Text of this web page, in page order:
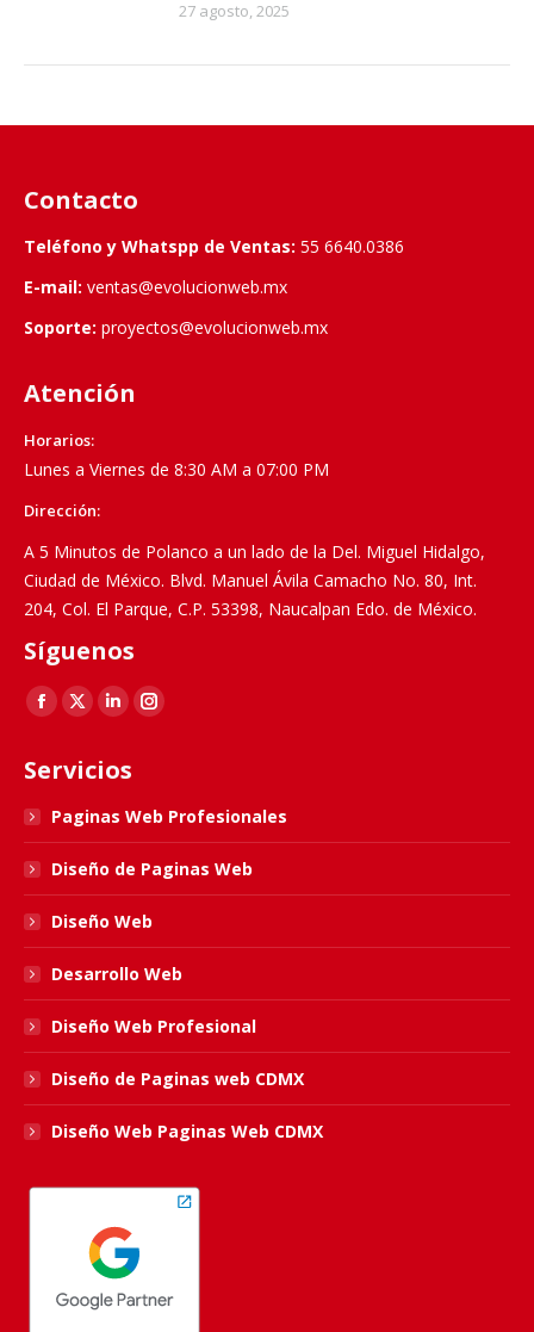
27 agosto, 2025
Contacto
Teléfono y Whatspp de Ventas: 55 6640.0386
E-mail: ventas@evolucionweb.mx
Soporte: proyectos@evolucionweb.mx
Atención
Horarios:
Lunes a Viernes de 8:30 AM a 07:00 PM
Dirección:
A 5 Minutos de Polanco a un lado de la Del. Miguel Hidalgo,
Ciudad de México. Blvd. Manuel Ávila Camacho No. 80, Int.
204, Col. El Parque, C.P. 53398, Naucalpan Edo. de México.
Síguenos
Find us on:
Facebook
opens
in
new
window
X
opens
in
new
window
Linkedin
opens
new
window
Instagram
in
new
window
Servicios
Paginas Web Profesionales
Diseño de Paginas Web
Diseño Web
Desarrollo Web
Diseño Web Profesional
Diseño de Paginas web CDMX
Diseño Web Paginas Web CDMX